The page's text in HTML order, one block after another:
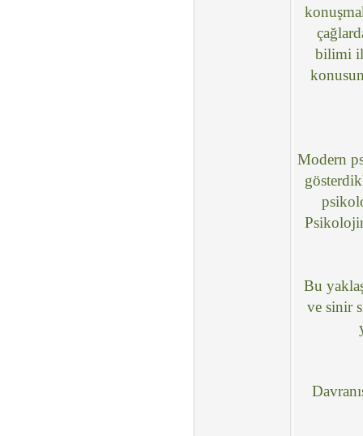
bilimi
Modern
Bu
ve sinir